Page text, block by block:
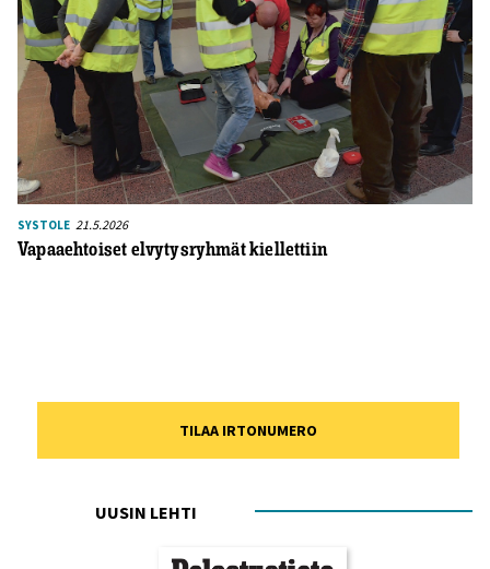
SYSTOLE 21.5.2026
Vapaaehtoiset elvytysryhmät kiellettiin
TILAA IRTONUMERO
UUSIN LEHTI